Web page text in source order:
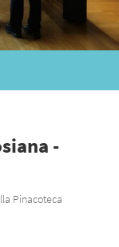
-
Pinacoteca